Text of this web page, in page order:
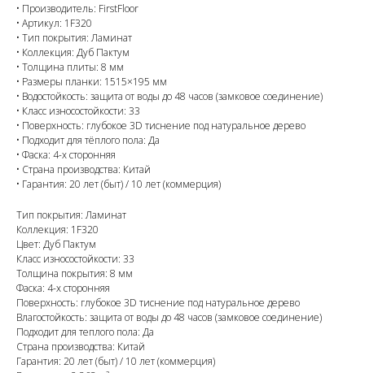
• Производитель: FirstFloor
• Артикул: 1F320
• Тип покрытия: Ламинат
• Коллекция: Дуб Пактум
• Толщина плиты: 8 мм
• Размеры планки: 1515×195 мм
• Водостойкость: защита от воды до 48 часов (замковое соединение)
• Класс износостойкости: 33
• Поверхность: глубокое 3D тиснение под натуральное дерево
• Подходит для тёплого пола: Да
• Фаска: 4-х сторонняя
• Страна производства: Китай
• Гарантия: 20 лет (быт) / 10 лет (коммерция)
Тип покрытия: Ламинат
Коллекция: 1F320
Цвет: Дуб Пактум
Класс износостойкости: 33
Толщина покрытия: 8 мм
Фаска: 4-х сторонняя
Поверхность: глубокое 3D тиснение под натуральное дерево
Влагостойкость: защита от воды до 48 часов (замковое соединение)
Подходит для теплого пола: Да
Страна производства: Китай
Гарантия: 20 лет (быт) / 10 лет (коммерция)